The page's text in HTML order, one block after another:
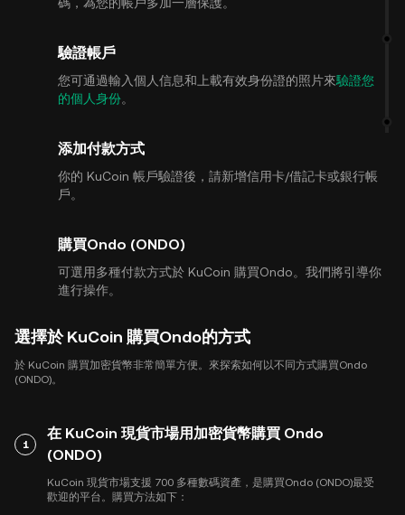
驗證帳戶
您可通過輸入個人信息和上載有效身份證的照片來驗證您
的個人身份。
添加付款方式
你的 KuCoin 帳戶驗證後，請新增信用卡/借記卡或銀行帳
戶。
購買Ondo (ONDO)
可選用多種付款方式於 KuCoin 購買Ondo。我們將引導你
進行操作。
選擇於 KuCoin 購買Ondo的方式
於 KuCoin 購買加密貨幣非常簡單方便。來探索如何以不同方式購買Ondo
(ONDO)。
1
在 KuCoin 現貨市場用加密貨幣購買 Ondo
(ONDO)
KuCoin 現貨市場支援 700 多種數碼資產，是購買Ondo (ONDO)最受
歡迎的平台。購買方法如下：